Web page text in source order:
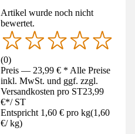
Artikel wurde noch nicht
bewertet.
(0)
Preis — 23,99 € * Alle Preise
inkl. MwSt. und ggf. zzgl.
Versandkosten pro ST23,99
€*/ ST
Entspricht 1,60 € pro kg(1,60
€/ kg)